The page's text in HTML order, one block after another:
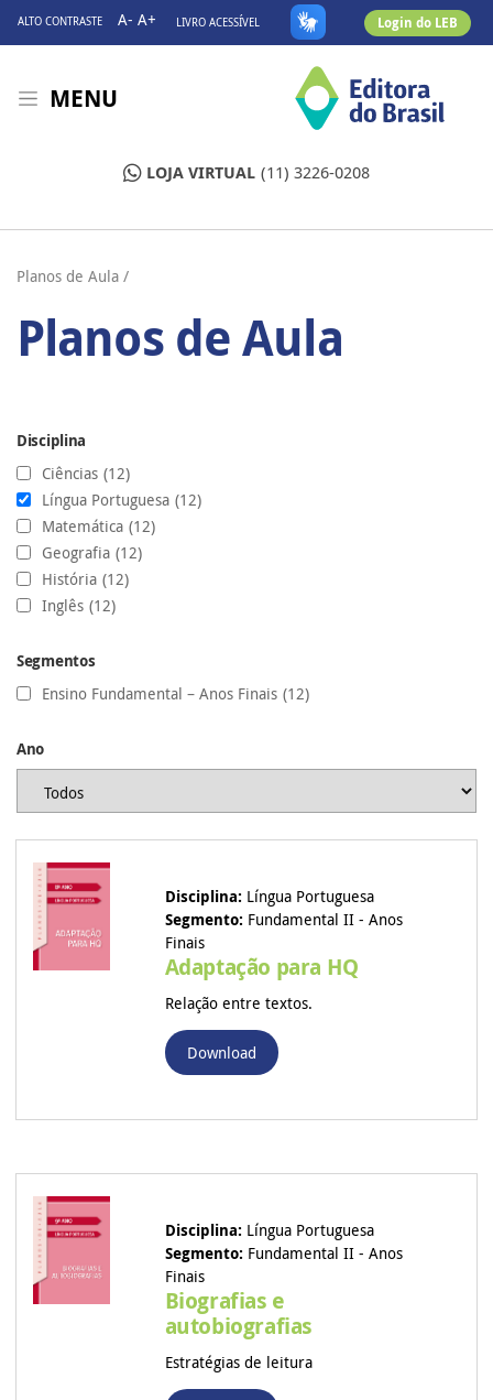
ALTO CONTRASTE A- A+ LIVRO ACESSÍVEL Login do LEB
MENU
LOJA VIRTUAL (11) 3226-0208
Planos de Aula /
Planos de Aula
Disciplina
Ciências (12)
Língua Portuguesa (12)
Matemática (12)
Geografia (12)
História (12)
Inglês (12)
Segmentos
Ensino Fundamental – Anos Finais (12)
Ano
Disciplina: Língua Portuguesa
Segmento: Fundamental II - Anos
Finais
Adaptação para HQ
Relação entre textos.
Download
Disciplina: Língua Portuguesa
Segmento: Fundamental II - Anos
Finais
Biografias e
autobiografias
Estratégias de leitura